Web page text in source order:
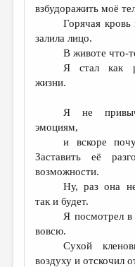
взбудоражить моё
Горячая
залила лицо.
В животе что-
Я стал как
жизни.
Я не
эмоциям,
и вскоре
Заставить её
возможности.
Ну, раз она
так и будет.
Я посмотрел в
вовсю.
Сухой
воздуху и отскочил